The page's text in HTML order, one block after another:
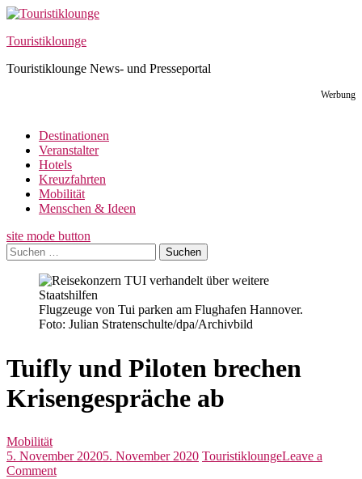
Skip
content
Touristiklounge
Touristiklounge News- und Presseportal
Werbung
Destinationen
Veranstalter
Hotels
Kreuzfahrten
Mobilität
Menschen & Ideen
site mode button
Suchen
nach:
Flugzeuge von Tui parken am Flughafen Hannover.
Foto: Julian Stratenschulte/dpa/Archivbild
Tuifly und Piloten brechen
Krisengespräche ab
Mobilität
5. November 20205. November 2020 TouristikloungeLeave a
Commenton